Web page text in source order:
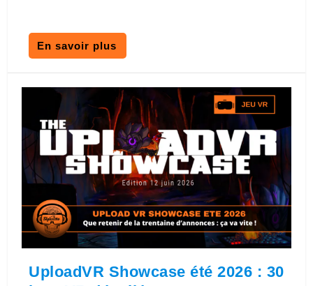
En savoir plus
UploadVR Showcase été 2026 : 30